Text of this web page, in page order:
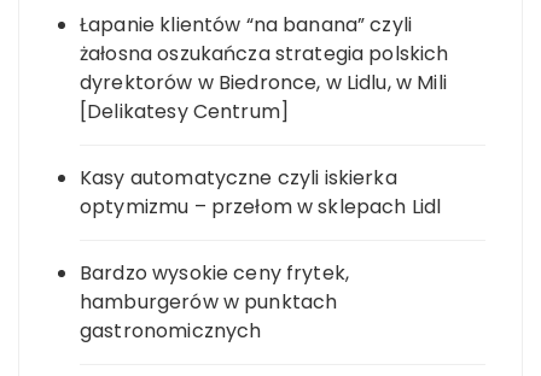
Łapanie klientów “na banana” czyli
żałosna oszukańcza strategia polskich
dyrektorów w Biedronce, w Lidlu, w Mili
[Delikatesy Centrum]
Kasy automatyczne czyli iskierka
optymizmu – przełom w sklepach Lidl
Bardzo wysokie ceny frytek,
hamburgerów w punktach
gastronomicznych